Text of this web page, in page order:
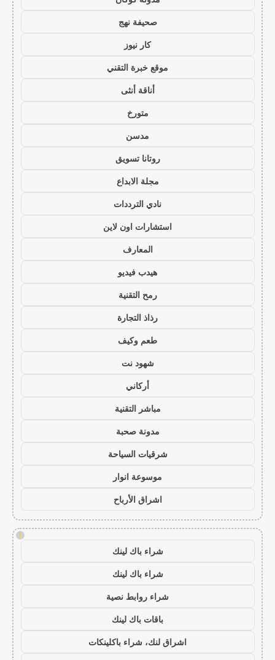
صحيفة نهج
كار نيوز
موقع خبرة التقني
أناقة أنثى
متورخ
مدسن
روتانا تسويق
مجلة الابداع
نادي الترددات
استشارات اون لاين
المعارف
هيدب فيديو
رمح التقنية
رذاذ التجارة
طعم وكيف
شهود نت
أركاني
مباشر التقنية
مدونة صحبة
شرقيات السياحة
موسوعة انوار
اشراق الأرباح
!
شراء باك لينك
شراء باك لينك
شراء روابط نصية
باقات باك لينك
اشراق لنك، شراء باكلينكات